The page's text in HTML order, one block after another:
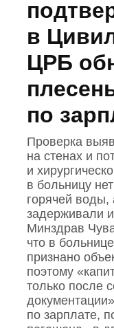
в
ЦРБ
по
Проверка
на стенах и
и
в больницу
горячей воды,
задерживали
Минздрав
что в
признано
поэтому
только после
по зарплате,